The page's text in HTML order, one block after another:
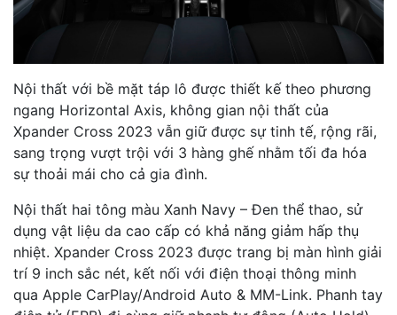
Nội thất với bề mặt táp lô được thiết kế theo phương
ngang Horizontal Axis, không gian nội thất của
Xpander Cross 2023 vẫn giữ được sự tinh tế, rộng rãi,
sang trọng vượt trội với 3 hàng ghế nhằm tối đa hóa
sự thoải mái cho cả gia đình.
Nội thất hai tông màu Xanh Navy – Đen thể thao, sử
dụng vật liệu da cao cấp có khả năng giảm hấp thụ
nhiệt. Xpander Cross 2023 được trang bị màn hình giải
trí 9 inch sắc nét, kết nối với điện thoại thông minh
qua Apple CarPlay/Android Auto & MM-Link. Phanh tay